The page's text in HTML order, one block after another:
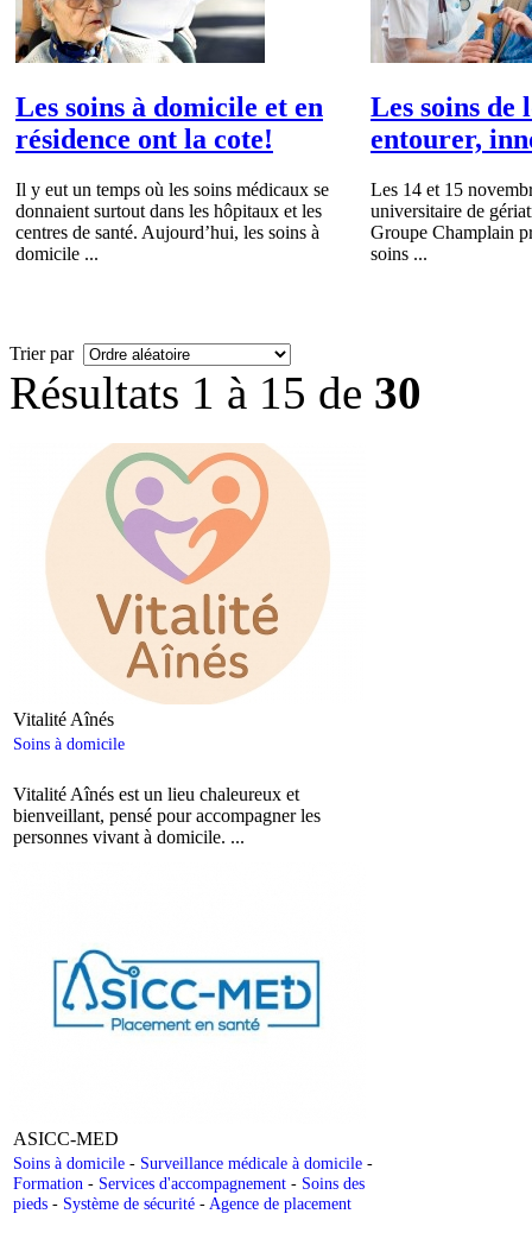
Les soins à domicile et en
résidence ont la cote!
Il y eut un temps où les soins médicaux se
donnaient surtout dans les hôpitaux et les
centres de santé. Aujourd’hui, les soins à
domicile ...
Les soins de
entourer,
Les 14 et 15
universitaire de
Groupe Champlain
soins ...
Trier par
Résultats 1 à 15 de 30
Vitalité Aînés
Soins à domicile
Vitalité Aînés est un lieu chaleureux et
bienveillant, pensé pour accompagner les
personnes vivant à domicile. ...
ASICC-MED
Soins à domicile - Surveillance médicale à domicile -
Formation - Services d'accompagnement - Soins des
pieds - Système de sécurité - Agence de placement